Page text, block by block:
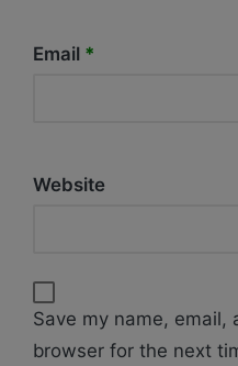
Email *
Website
Save my name, email,
browser for the next